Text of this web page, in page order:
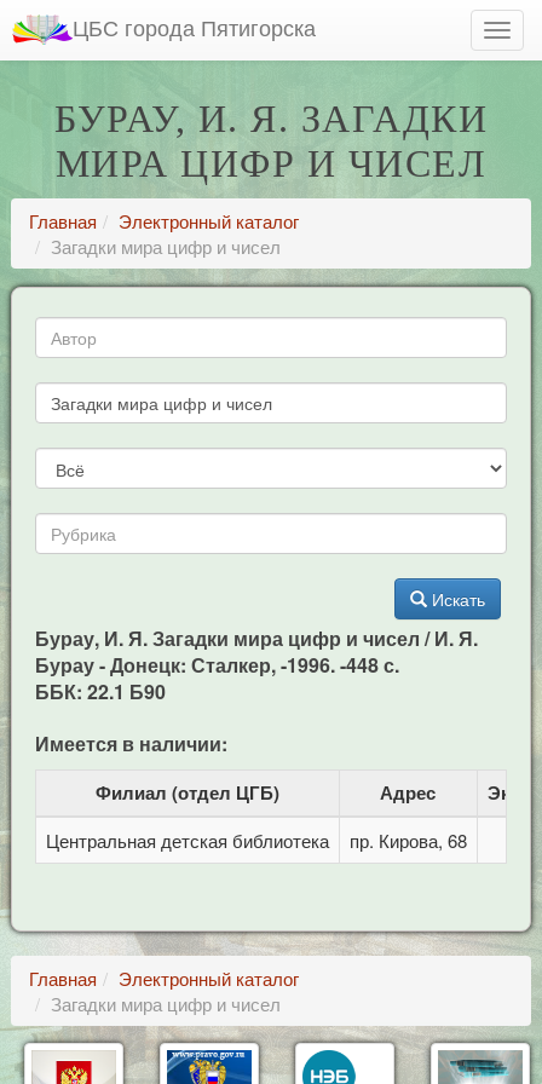
ЦБС города Пятигорска
БУРАУ, И. Я. ЗАГАДКИ
МИРА ЦИФР И ЧИСЕЛ
Главная
Электронный каталог
Загадки мира цифр и чисел
Искать
Бурау, И. Я. Загадки мира цифр и чисел / И. Я.
Бурау - Донецк: Сталкер, -1996. -448 с.
ББК: 22.1 Б90
Имеется в наличии:
Филиал (отдел ЦГБ) Адрес
Центральная детская библиотека пр. Кирова, 68
Главная
Электронный каталог
Загадки мира цифр и чисел